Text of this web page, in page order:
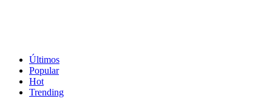
Últimos
Popular
Hot
Trending